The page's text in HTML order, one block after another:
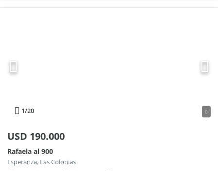
1/20 0
USD 190.000
Rafaela al 900
Esperanza, Las Colonias